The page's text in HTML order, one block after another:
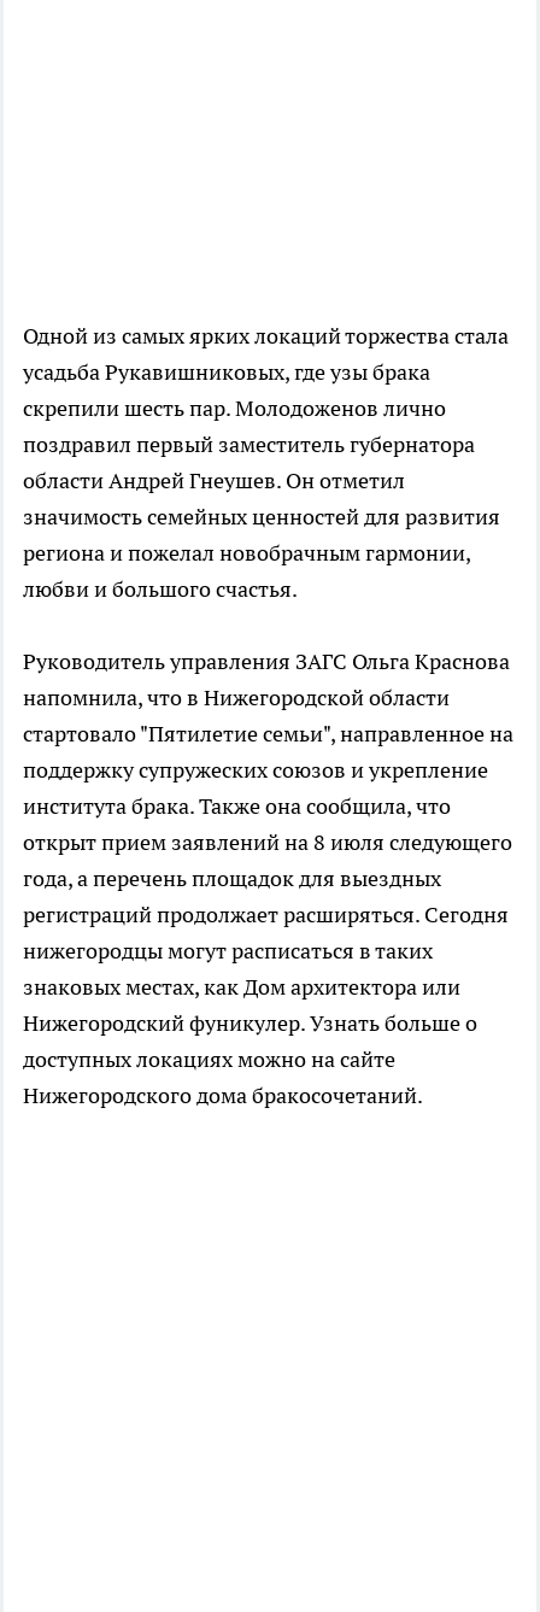
Одной из самых ярких локаций торжества стала
усадьба Рукавишниковых, где узы брака
скрепили шесть пар. Молодоженов лично
поздравил первый заместитель губернатора
области Андрей Гнеушев. Он отметил
значимость семейных ценностей для развития
региона и пожелал новобрачным гармонии,
любви и большого счастья.
Руководитель управления ЗАГС Ольга Краснова
напомнила, что в Нижегородской области
стартовало "Пятилетие семьи", направленное на
поддержку супружеских союзов и укрепление
института брака. Также она сообщила, что
открыт прием заявлений на 8 июля следующего
года, а перечень площадок для выездных
регистраций продолжает расширяться. Сегодня
нижегородцы могут расписаться в таких
знаковых местах, как Дом архитектора или
Нижегородский фуникулер. Узнать больше о
доступных локациях можно на сайте
Нижегородского дома бракосочетаний.